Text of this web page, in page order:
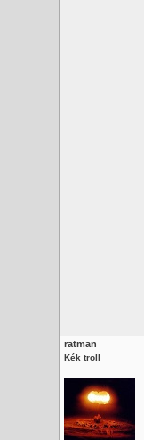
ratman
Kék troll